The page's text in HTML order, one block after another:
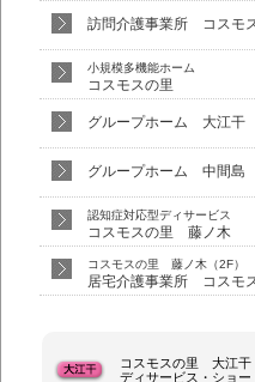
訪問介護事業所 コスモ
小規模多機能ホーム
コスモスの里
グループホーム 大江干
グループホーム 中間島
認知症対応型ディサービス
コスモスの里 藤ノ木
コスモスの里 藤ノ木（2F）
居宅介護事業所 コスモ
コスモスの里 大江干
ディサービス・ショー